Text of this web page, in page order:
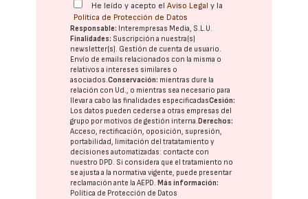
He leído y acepto elAviso Legal y la
Política de Protección de Datos
Responsable: Interempresas Media, S.L.U.
Finalidades: Suscripción a nuestra(s)
newsletter(s). Gestión de cuenta de usuario.
Envío de emails relacionados con la misma o
relativos a intereses similares o
asociados.Conservación: mientras dure la
relación con Ud., o mientras sea necesario para
llevar a cabo las finalidades especificadasCesión:
Los datos pueden cederse a otras empresas del
grupo por motivos de gestión interna. Derechos:
Acceso, rectificación, oposición, supresión,
portabilidad, limitación del tratatamiento y
decisiones automatizadas: contacte con
nuestro DPD. Si considera que el tratamiento no
se ajusta a la normativa vigente, puede presentar
reclamación ante laAEPD. Más información:
Política de Protección de Datos